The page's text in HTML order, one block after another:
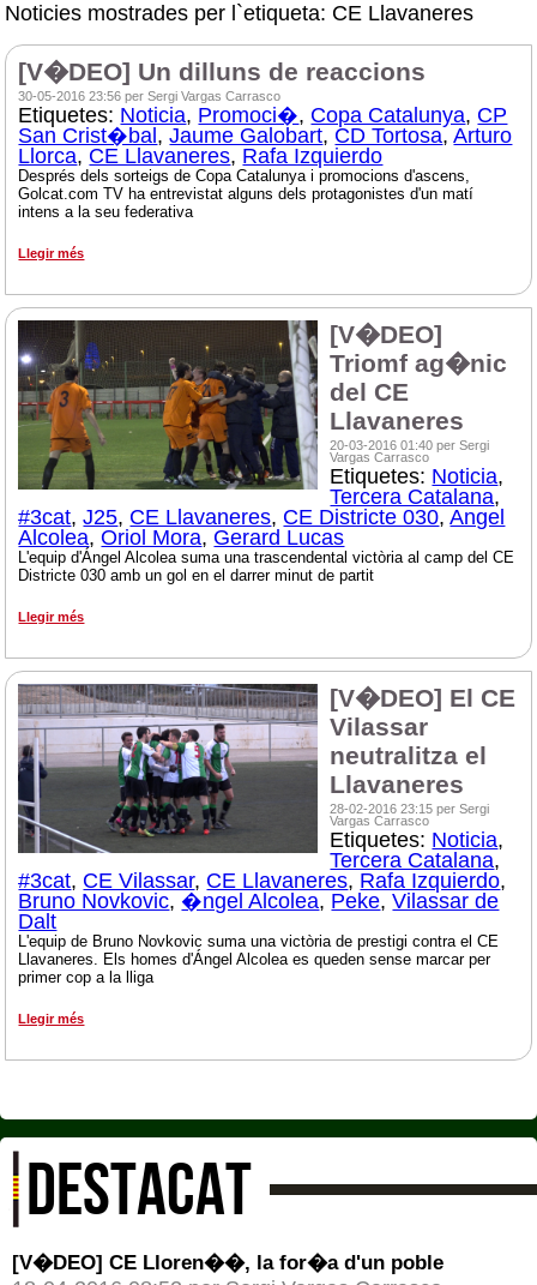
Noticies mostrades per l`etiqueta: CE Llavaneres
[V�DEO] Un dilluns de reaccions
30-05-2016 23:56 per Sergi Vargas Carrasco
Etiquetes: Noticia, Promoci�, Copa Catalunya, CP
San Crist�bal ,Jaume Galobart, CD Tortosa,Arturo
Llorca, CE Llavaneres, Rafa Izquierdo
Després dels sorteigs de Copa Catalunya i promocions d'ascens,
Golcat.com TV ha entrevistat alguns dels protagonistes d'un matí
intens a la seu federativa
Llegir més
[V�DEO]
Triomf ag�nic
del CE
Llavaneres
20-03-2016 01:40 per Sergi
Vargas Carrasco
Etiquetes: Noticia,
Tercera Catalana,
#3cat,J25, CE Llavaneres, CE Districte 030,Angel
Alcolea,Oriol Mora, Gerard Lucas
L'equip d'Ángel Alcolea suma una trascendental victòria al camp del CE
Districte 030 amb un gol en el darrer minut de partit
Llegir més
[V�DEO] El CE
Vilassar
neutralitza el
Llavaneres
28-02-2016 23:15 per Sergi
Vargas Carrasco
Etiquetes: Noticia,
Tercera Catalana,
#3cat, CE Vilassar, CE Llavaneres, Rafa Izquierdo,
Bruno Novkovic, �ngel Alcolea, Peke,Vilassar de
Dalt
L'equip de Bruno Novkovic suma una victòria de prestigi contra el CE
Llavaneres. Els homes d'Ángel Alcolea es queden sense marcar per
primer cop a la lliga
Llegir més
DESTACAT
[V�DEO] CE Lloren��, la for�a d'un poble